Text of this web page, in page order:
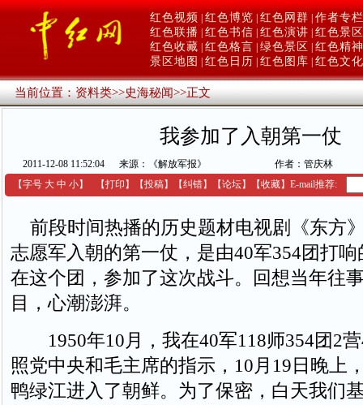
红色视频 红色博览 红色网群 作者专栏
红色联播 红色书信 红色演讲 红色景区
红色收藏 红色格言 绿色景区
红色精神
景区地图
红色日历 红色图库 红色文化
当前位置：资料类>>史海秘闻>>正文
我参加了入朝第一仗
2011-12-08 11:52:04 来源：《解放军报》
作者：管庆林
【字号 大 中 小】 【打印 】 【投稿】 【纠错】 【论坛】 【收藏】 E-mail推荐:
前段时间热播的历史题材电视剧《东方
志愿军入朝的第一仗，是由40军354团打
在这个团，参加了这次战斗。回想当年往
目，心潮澎湃。
1950年10月，我在40军118师354团2营
照党中央和毛主席的指示，10月19日晚上
鸭绿江进入了朝鲜。为了保密，白天我们